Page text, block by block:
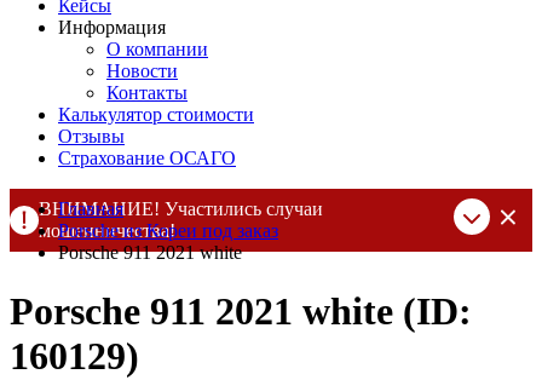
Кейсы
Информация
О компании
Новости
Контакты
Калькулятор стоимости
Отзывы
Страхование ОСАГО
ВНИМАНИЕ! Участились случаи
мошенничества!
Компания DSS Group принимает оплату за свои услуги только
При любых подозрениях, свяжитесь с нами по официальным
контактам, указанным в соц сетях и на сайте
Главная
Porsche из Кореи под заказ
Porsche 911 2021 white
Porsche 911 2021 white (ID:
160129)